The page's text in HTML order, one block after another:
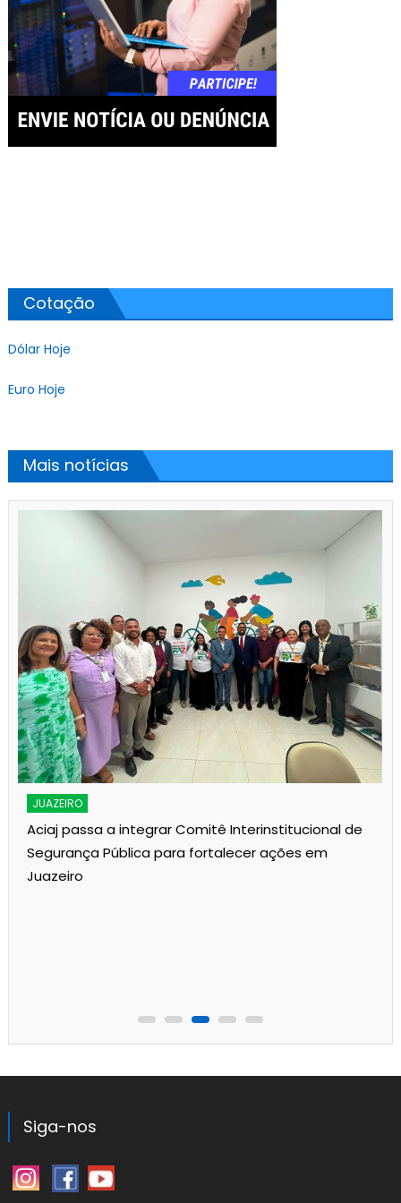
Cotação
Dólar Hoje
Euro Hoje
Mais notícias
JUAZEIRO
Aciaj passa a integrar Comitê Interinstitucional de
Segurança Pública para fortalecer ações em
Juazeiro
Siga-nos